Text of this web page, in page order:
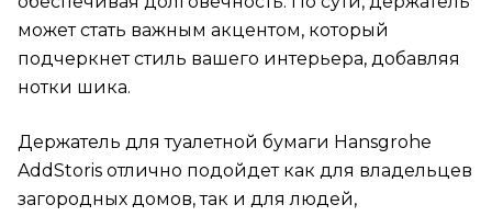
может стать важным акцентом, который
подчеркнет стиль вашего интерьера, добавляя
нотки шика.
Держатель для туалетной бумаги Hansgrohe
AddStoris отлично подойдет как для владельцев
загородных домов, так и для людей,